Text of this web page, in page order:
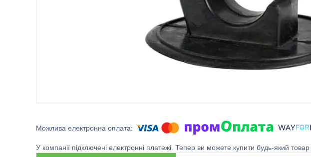
У компанії підключені електронні платежі. Тепер ви можете купити будь-який